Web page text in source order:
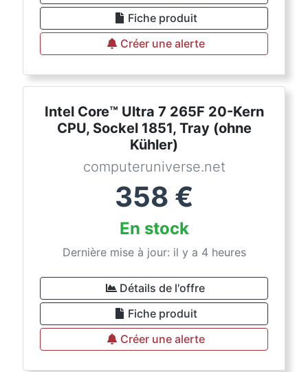
Fiche produit
Créer une alerte
Intel Core™ Ultra 7 265F 20-Kern
CPU, Sockel 1851, Tray (ohne
Kühler)
computeruniverse.net
358 €
En stock
Dernière mise à jour: il y a 4 heures
Détails de l'offre
Fiche produit
Créer une alerte